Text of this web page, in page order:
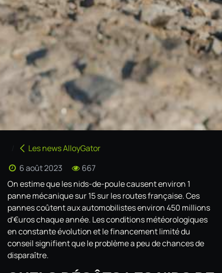
Les news AlloyGator
6 août 2023
667
On estime que les nids-de-poule causent environ 1
panne mécanique sur 15 sur les routes française. Ces
pannes coûtent aux automobilistes environ 450 millions
d'€uros chaque année. Les conditions météorologiques
en constante évolution et le financement limité du
conseil signifient que le problème a peu de chances de
disparaître.